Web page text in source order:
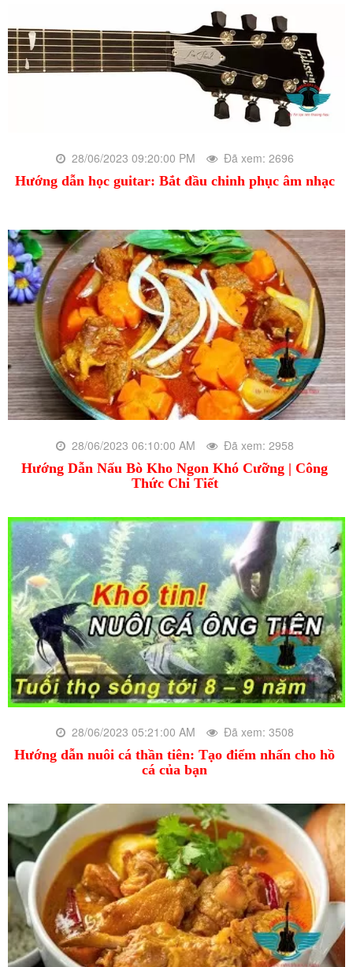
28/06/2023 09:20:00 PM Đã xem: 2696
Hướng dẫn học guitar: Bắt đầu chinh phục âm nhạc
28/06/2023 06:10:00 AM Đã xem: 2958
Hướng Dẫn Nấu Bò Kho Ngon Khó Cưỡng | Công
Thức Chi Tiết
28/06/2023 05:21:00 AM Đã xem: 3508
Hướng dẫn nuôi cá thần tiên: Tạo điểm nhấn cho hồ
cá của bạn